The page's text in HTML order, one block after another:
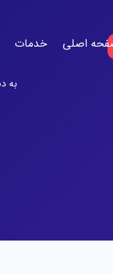
اصلی خدمات